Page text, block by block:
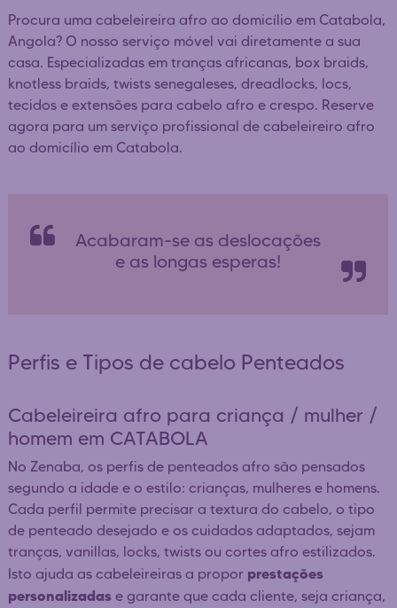
Procura uma cabeleireira afro ao domicílio em Catabola,
Angola? O nosso serviço móvel vai diretamente a sua
casa. Especializadas em tranças africanas, box braids,
knotless braids, twists senegaleses, dreadlocks, locs,
tecidos e extensões para cabelo afro e crespo. Reserve
agora para um serviço profissional de cabeleireiro afro
ao domicílio em Catabola.
Acabaram-se as deslocações
e as longas esperas!
Perfis e Tipos de cabelo Penteados
Cabeleireira afro para criança / mulher /
homem em CATABOLA
No Zenaba, os perfis de penteados afro são pensados
segundo a idade e o estilo: crianças, mulheres e homens.
Cada perfil permite precisar a textura do cabelo, o tipo
de penteado desejado e os cuidados adaptados, sejam
tranças, vanillas, locks, twists ou cortes afro estilizados.
Isto ajuda as cabeleireiras a propor prestações
personalizadas e garante que cada cliente, seja criança,